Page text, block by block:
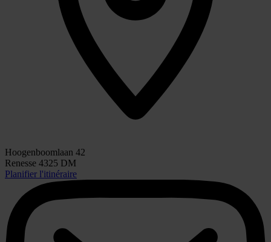
Hoogenboomlaan 42
Renesse 4325 DM
Planifier l'itinéraire